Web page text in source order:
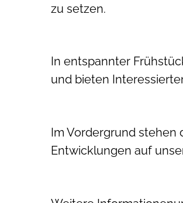
zu setzen.
In entspannter
und bieten
Im Vordergrund stehen
Entwicklungen auf